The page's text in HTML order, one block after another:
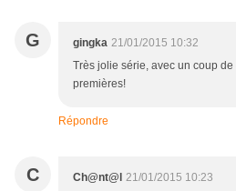
G gingka 21/01/2015 10:32
Très jolie série, avec un coup
premières!
Répondre
C Ch@nt@l 21/01/2015 10:23